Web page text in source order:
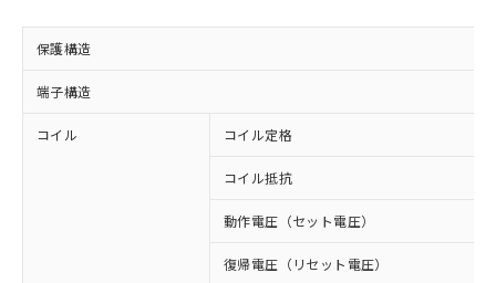
保護構造
端子構造
コイル コイル定格
コイル抵抗
動作電圧（セット電圧）
復帰電圧（リセット電圧）